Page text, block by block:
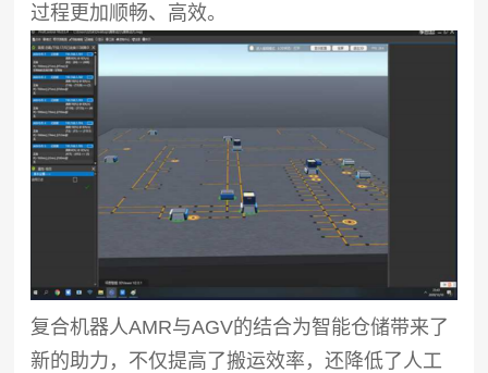
过程更加顺畅、高效。
复合机器人AMR与AGV的结合为智能仓储带来了
新的助力，不仅提高了搬运效率，还降低了人工